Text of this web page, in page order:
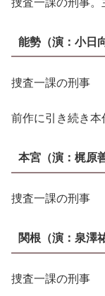
能勢（演： 小日
捜査一課の刑事
前作に引き続き本
本宮（演： 梶原
捜査一課の刑事
関根（演： 泉澤
捜査一課の刑事